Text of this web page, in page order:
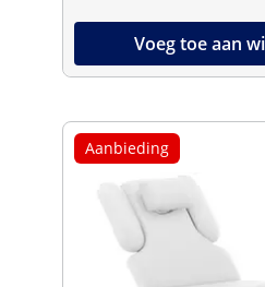
Voeg toe aan
Aanbieding